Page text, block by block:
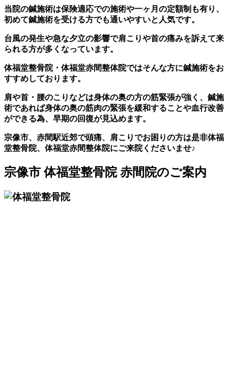
当院の鍼施術は保険適応での施術や一ヶ月の定額制も有り、
初めて鍼施術を受ける方でも通いやすいと人気です。
台風の発生や急な夕立の影響で肩こりや首の痛みを訴えて来
られる方が多くなっています。
体福堂整骨院・体福堂赤間整体院ではそんな方に鍼施術をお
すすめしております。
肩や首・腰のこりなどは身体の奥の方の筋緊張が強く、鍼施
術であれば身体の奥の筋肉の緊張を緩和することや血行改善
ができる為、早期の回復が見込めます。
宗像市、赤間駅近郊で頭痛、肩こりでお困りの方は是非体福
堂整骨院、体福堂赤間整体院にご来院くださいませ♪
宗像市 体福堂整骨院 赤間院のご案内